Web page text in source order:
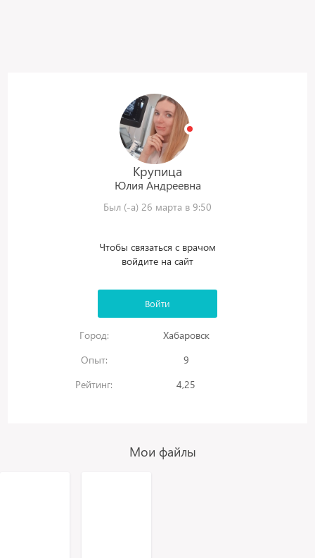
Крупица
Юлия Андреевна
Был (-а) 26 марта в 9:50
Чтобы связаться с врачом
войдите на сайт
Войти
Город:
Хабаровск
Опыт:
9
Рейтинг:
4,25
Мои файлы